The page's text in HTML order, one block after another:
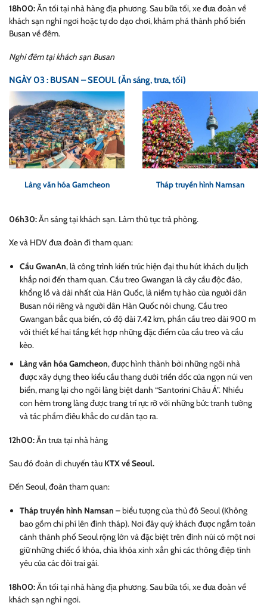
18h00:Ăn tối tại nhà hàng địa phương. Sau bữa tối, xe đưa đoàn về
khách sạn nghỉ ngơi hoặc tự do dạo chơi, khám phá thành phố biển
Busan về đêm.
Nghỉ đêm tại khách sạn Busan
NGÀY 03 : BUSAN – SEOUL (Ăn sáng, trưa, tối)
Làng văn hóa Gamcheon Tháp truyền hình Namsan
06h30:Ăn sáng tại khách sạn. Làm thủ tục trả phòng.
Xe và HDV đưa đoàn đi tham quan:
Cầu GwanAn, là công trình kiến trúc hiện đại thu hút khách du lịch
khắp nơi đến tham quan. Cầu treo Gwangan là cây cầu độc đáo,
khổng lồ và dài nhất của Hàn Quốc, là niềm tự hào của người dân
Busan nói riêng và người dân Hàn Quốc nói chung. Cầu treo
Gwangan bắc qua biển, có độ dài 7.42 km, phần cầu treo dài 900 m
với thiết kế hai tầng kết hợp những đặc điểm của cầu treo và cầu
kèo.
Làng văn hóa Gamcheon, được hình thành bởi những ngôi nhà
được xây dựng theo kiểu cầu thang dưới triền dốc của ngọn núi ven
biển, mang lại cho ngôi làng biệt danh “Santorini Châu Á”. Nhiều
con hẻm trong làng được trang trí rực rỡ với những bức tranh tường
và tác phẩm điêu khắc do cư dân tạo ra.
12h00:Ăn trưa tại nhà hàng
Sau đó đoàn di chuyến tàu KTX về Seoul.
Đến Seoul, đoàn tham quan:
Tháp truyền hình Namsan –biểu tượng của thủ đô Seoul (Không
bao gồm chi phí lên đỉnh tháp). Nơi đây quý khách được ngắm toàn
cảnh thành phố Seoul rộng lớn và đặc biệt trên đỉnh núi có một nơi
giữ những chiếc ổ khóa, chìa khóa xinh xắn ghi các thông điệptình
yêucủa các đôi trai gái.
18h00:Ăn tối tại nhà hàng địa phương. Sau bữa tối, xe đưa đoàn về
khách sạn nghỉ ngơi.